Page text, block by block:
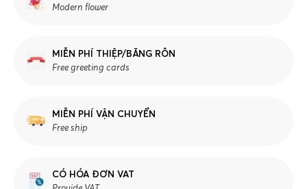
Modern flower
MIỄN PHÍ THIỆP/BĂNG RÔN
Free greeting cards
MIỄN PHÍ VẬN CHUYỂN
Free ship
CÓ HÓA ĐƠN VAT